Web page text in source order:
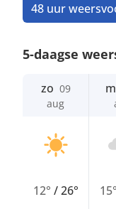
48 uur
5-daagse
zo 09
aug
12° /26°